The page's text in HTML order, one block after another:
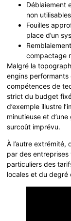
Déblaiement
non
Fouilles
place d’un
compactage
Malgré la
engins
compétences de
strict du budget
d’exemple illustre
minutieuse et
surcoût imprévu.
À l’autre
par des entreprises
particuliers des
locales et du degré